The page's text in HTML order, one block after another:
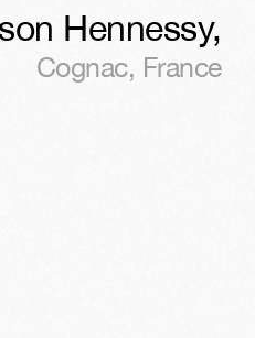
Hennessy,
Cognac, France